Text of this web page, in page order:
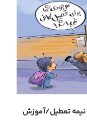
نیمه تعطیل/آموزش